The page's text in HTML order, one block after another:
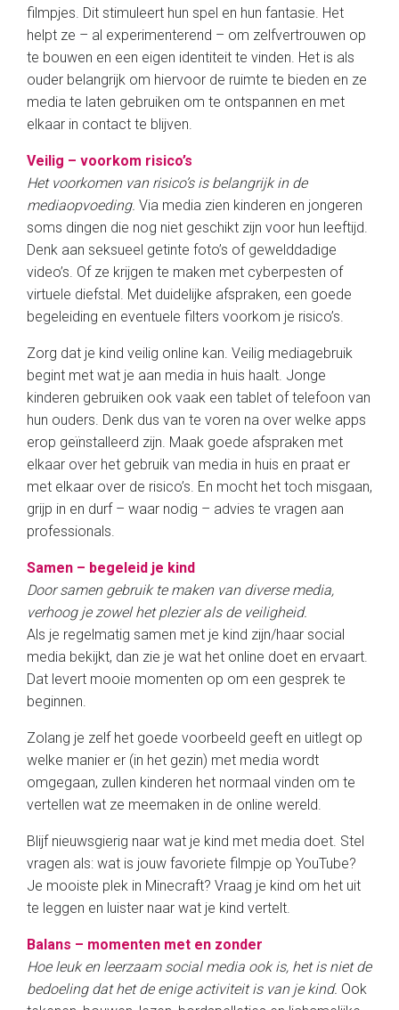
filmpjes. Dit stimuleert hun spel en hun fantasie. Het
helpt ze – al experimenterend – om zelfvertrouwen op
te bouwen en een eigen identiteit te vinden. Het is als
ouder belangrijk om hiervoor de ruimte te bieden en ze
media te laten gebruiken om te ontspannen en met
elkaar in contact te blijven.
Veilig – voorkom risico’s
Het voorkomen van risico’s is belangrijk in de
mediaopvoeding. Via media zien kinderen en jongeren
soms dingen die nog niet geschikt zijn voor hun leeftijd.
Denk aan seksueel getinte foto’s of gewelddadige
video’s. Of ze krijgen te maken met cyberpesten of
virtuele diefstal. Met duidelijke afspraken, een goede
begeleiding en eventuele filters voorkom je risico’s.
Zorg dat je kind veilig online kan. Veilig mediagebruik
begint met wat je aan media in huis haalt. Jonge
kinderen gebruiken ook vaak een tablet of telefoon van
hun ouders. Denk dus van te voren na over welke apps
erop geïnstalleerd zijn. Maak goede afspraken met
elkaar over het gebruik van media in huis en praat er
met elkaar over de risico’s. En mocht het toch misgaan,
grijp in en durf – waar nodig – advies te vragen aan
professionals.
Samen – begeleid je kind
Door samen gebruik te maken van diverse media,
verhoog je zowel het plezier als de veiligheid.
Als je regelmatig samen met je kind zijn/haar social
media bekijkt, dan zie je wat het online doet en ervaart.
Dat levert mooie momenten op om een gesprek te
beginnen.
Zolang je zelf het goede voorbeeld geeft en uitlegt op
welke manier er (in het gezin) met media wordt
omgegaan, zullen kinderen het normaal vinden om te
vertellen wat ze meemaken in de online wereld.
Blijf nieuwsgierig naar wat je kind met media doet. Stel
vragen als: wat is jouw favoriete filmpje op YouTube?
Je mooiste plek in Minecraft? Vraag je kind om het uit
te leggen en luister naar wat je kind vertelt.
Balans – momenten met en zonder
Hoe leuk en leerzaam social media ook is, het is niet de
bedoeling dat het de enige activiteit is van je kind. Ook